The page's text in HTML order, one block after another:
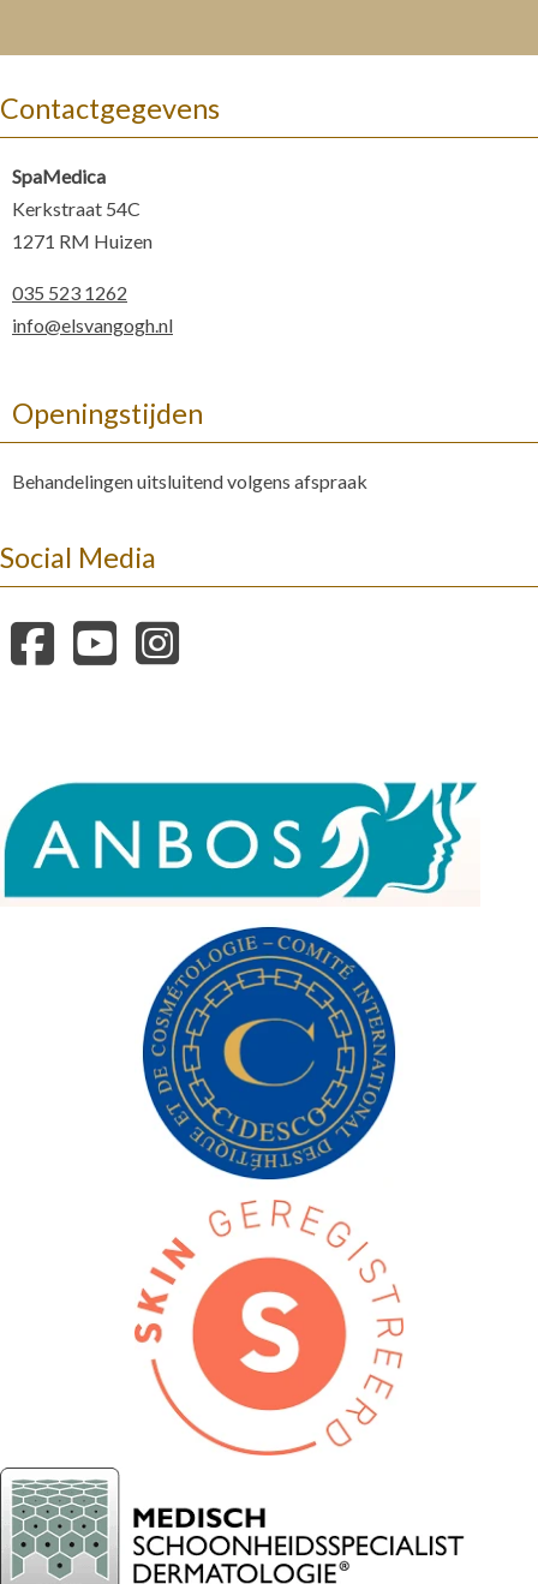
Contactgegevens
SpaMedica
Kerkstraat 54C
1271 RM Huizen
035 523 1262
info@elsvangogh.nl
Openingstijden
Behandelingen uitsluitend volgens afspraak
Social Media